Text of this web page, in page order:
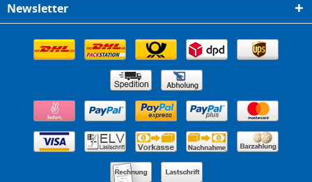
Newsletter